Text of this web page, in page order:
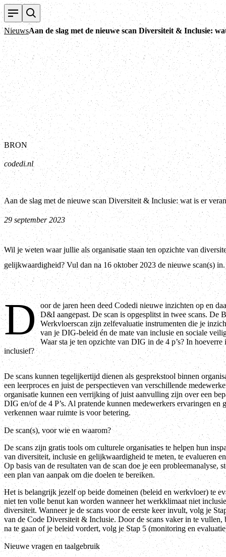
NieuwsAan de slag met de nieuwe scan Diversiteit & Inclusie:
BRON
codedi.nl
Aan de slag met de nieuwe scan Diversiteit & Inclusie: wat is er
29 september 2023
Wil je weten waar jullie als organisatie staan ten opzichte van
gelijkwaardigheid? Vul dan na 16 oktober 2023 de nieuwe scan(s) in.
D oor de jaren heen deed Codedi nieuwe inzichten op en
D&I aangepast. De scan is opgesplitst in twee scans. De
Werkvloerscan zijn zelfevaluatie instrumenten die je
van je DIG-beleid én de mate van inclusie en sociale
Waar sta je ten opzichte van DIG in de 4 p’s? In
inclusief?
De scans kunnen tegelijkertijd dienen als gesprekstool binnen
een leerproces en juist de perspectieven van verschillende
organisatie kunnen een verrijking of juist aanvulling zijn over een
DIG en/of de 4 P’s. Al pratende kunnen medewerkers ervaringen en
verkennen waar ruimte is voor betering.
De scan(s), voor wie en waarom?
De scans zijn gratis tools om culturele organisaties te helpen hun
van diversiteit, inclusie en gelijkwaardigheid te meten, te evalueren
Op basis van de resultaten van de scan doe je een probleemanalyse,
een plan van aanpak om die doelen te bereiken.
Het is belangrijk jezelf op beide domeinen (beleid en werkvloer) te
niet ten volle benut kan worden wanneer het werkklimaat niet
diversiteit. Wanneer je de scans voor de eerste keer invult, volg je
van de Code Diversiteit & Inclusie. Door de scans vaker in te
na te gaan of je beleid vordert, volg je Stap 5 (monitoring en
Nieuwe vragen en taalgebruik